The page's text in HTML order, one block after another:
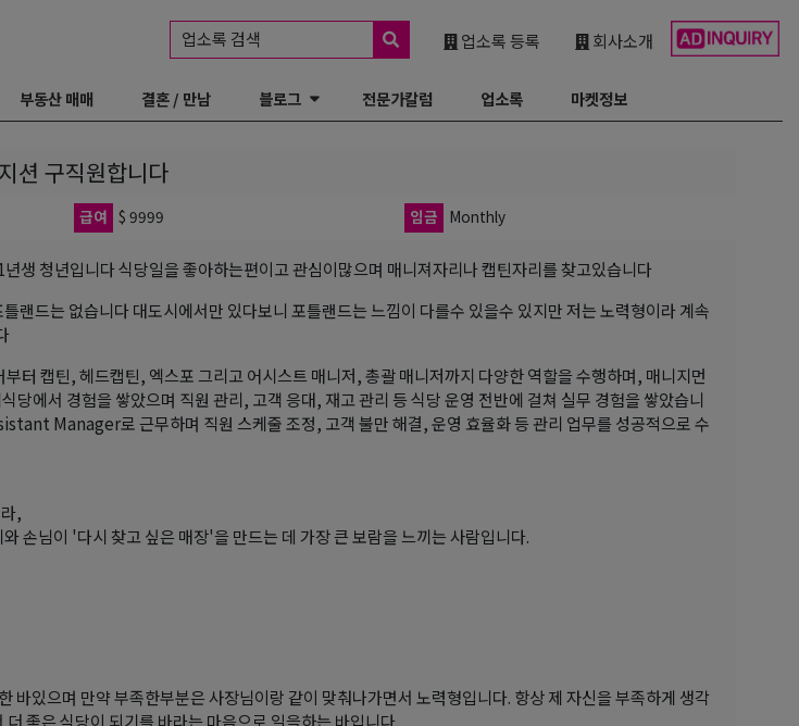
회사소개
업소록 등록
업소록 검색
부동산 매매 결혼 / 만남 블로그 전문가칼럼 업소록 마켓정보
션 구직원합니다
급여 $ 9999 임금 Monthly
생 청년입니다 식당일을 좋아하는편이고 관심이많으며 매니져자리나 캡틴자리를 찾고있습니다
랜드는 없습니다 대도시에서만 있다보니 포틀랜드는 느낌이 다를수 있을수 있지만 저는 노력형이라 계속
터 캡틴, 헤드캡틴, 엑스포 그리고 어시스트 매니저, 총괄 매니저까지 다양한 역할을 수행하며, 매니지먼
당에서 경험을 쌓았으며 직원 관리, 고객 응대, 재고 관리 등 식당 운영 전반에 걸쳐 실무 경험을 쌓았습니
Manager로 근무하며 직원 스케줄 조정, 고객 불만 해결, 운영 효율화 등 관리 업무를 성공적으로 수
,
손님이 '다시 찾고 싶은 매장'을 만드는 데 가장 큰 보람을 느끼는 사람입니다.
바있으며 만약 부족한부분은 사장님이랑 같이 맞춰나가면서 노력형입니다. 항상 제 자신을 부족하게 생각
좋은 식당이 되기를 바라는 마음으로 일을하는 바입니다.